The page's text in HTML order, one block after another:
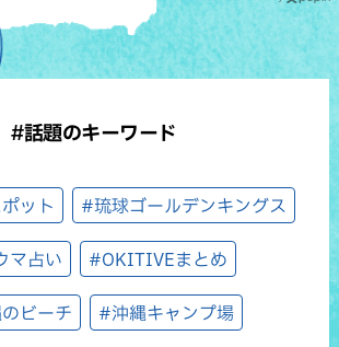
#話題のキーワード
ット #琉球ゴールデンキングス
マ占い #OKITIVEまとめ
ビーチ #沖縄キャンプ場